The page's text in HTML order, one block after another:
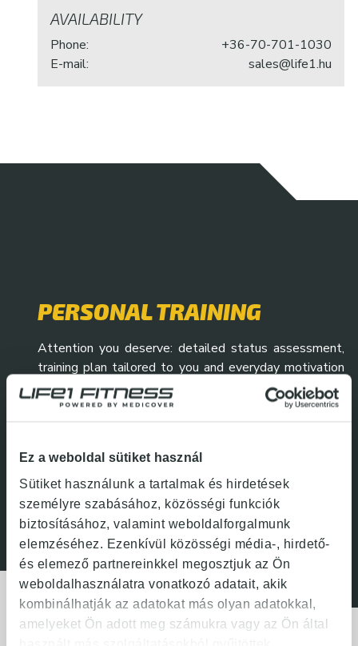
Ez a weboldal sütiket használ
Sütiket használunk a tartalmak és hirdetések
személyre szabásához, közösségi funkciók
biztosításához, valamint weboldalforgalmunk
elemzéséhez. Ezenkívül közösségi média-, hirdető-
és elemező partnereinkkel megosztjuk az Ön
weboldalhasználatra vonatkozó adatait, akik
kombinálhatják az adatokat más olyan adatokkal,
amelyeket Ön adott meg számukra vagy az Ön által
AVAILABILITY
Phone:
+36-70-701-1030
E-mail:
sales@life1.hu
PERSONAL TRAINING
Attention you deserve: detailed status assessment,
training plan tailored to you and everyday motivation
adapted to you!
The most efficient assistance if you want to reach
your fitness goals.